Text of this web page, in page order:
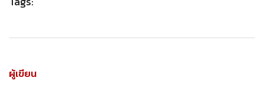
ผู้เขียน